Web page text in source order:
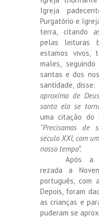
Igreja
Purgatório e
terra, citando
pelas leituras
estamos vivos,
males,
santas e dos
santidade, disse:
aproxima de
santa ela se
uma citação do
“Precisamos de
século XXI, com
nosso tempo”.
Após a
rezada a
português, com
Depois, foram
as crianças e
puderam se